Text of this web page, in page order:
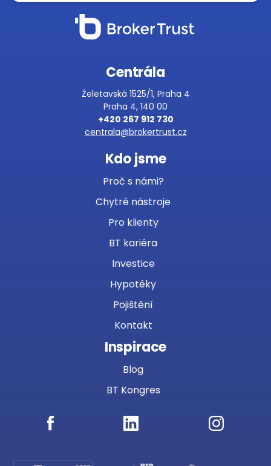
Centrála
Želetavská 1525/1, Praha 4
Praha 4, 140 00
+420 267 912 730
centrala@brokertrust.cz
Kdo jsme
Proč s námi?
Chytré nástroje
Pro klienty
BT kariéra
Investice
Hypotéky
Pojištění
Kontakt
Inspirace
Blog
BT Kongres